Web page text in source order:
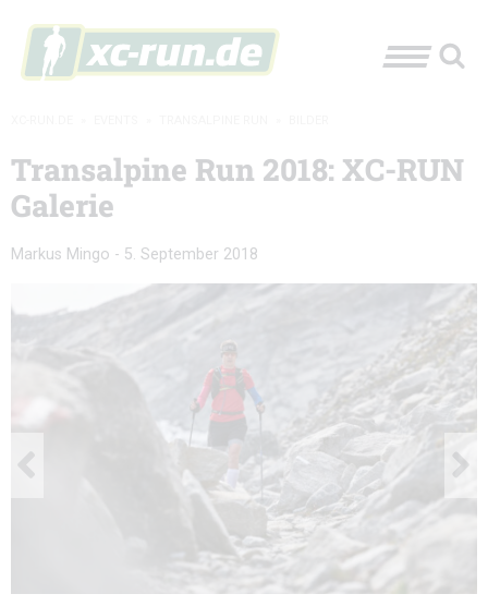
Transalpine Run 2018: XC-RUN
Galerie
Markus Mingo - 5. September 2018